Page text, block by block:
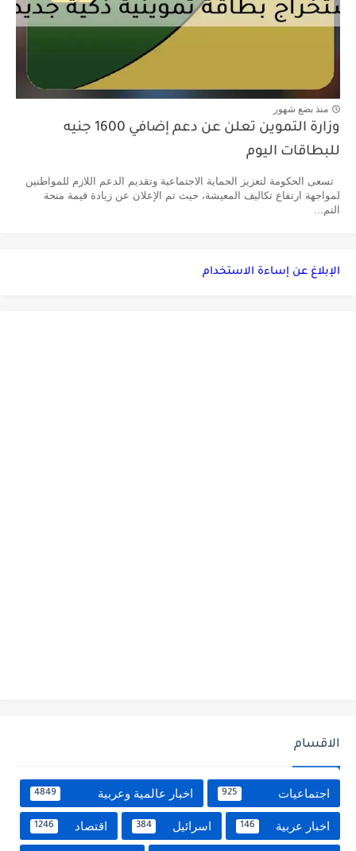
منذ بضع شهور
وزارة التموين تعلن عن دعم إضافي 1600 جنيه
للبطاقات اليوم
تسعى الحكومة لتعزيز الحماية الاجتماعية وتقديم الدعم اللازم للمواطنين
لمواجهة ارتفاع تكاليف المعيشة، حيث تم الإعلان عن زيادة قيمة منحة
التم...
الإبلاغ عن إساءة الاستخدام
الاقسام
اجتماعيات 925 اخبار عالمية وعربية 4849
اخبار عربية 146 اسرائيل 384 اقتصاد 1246